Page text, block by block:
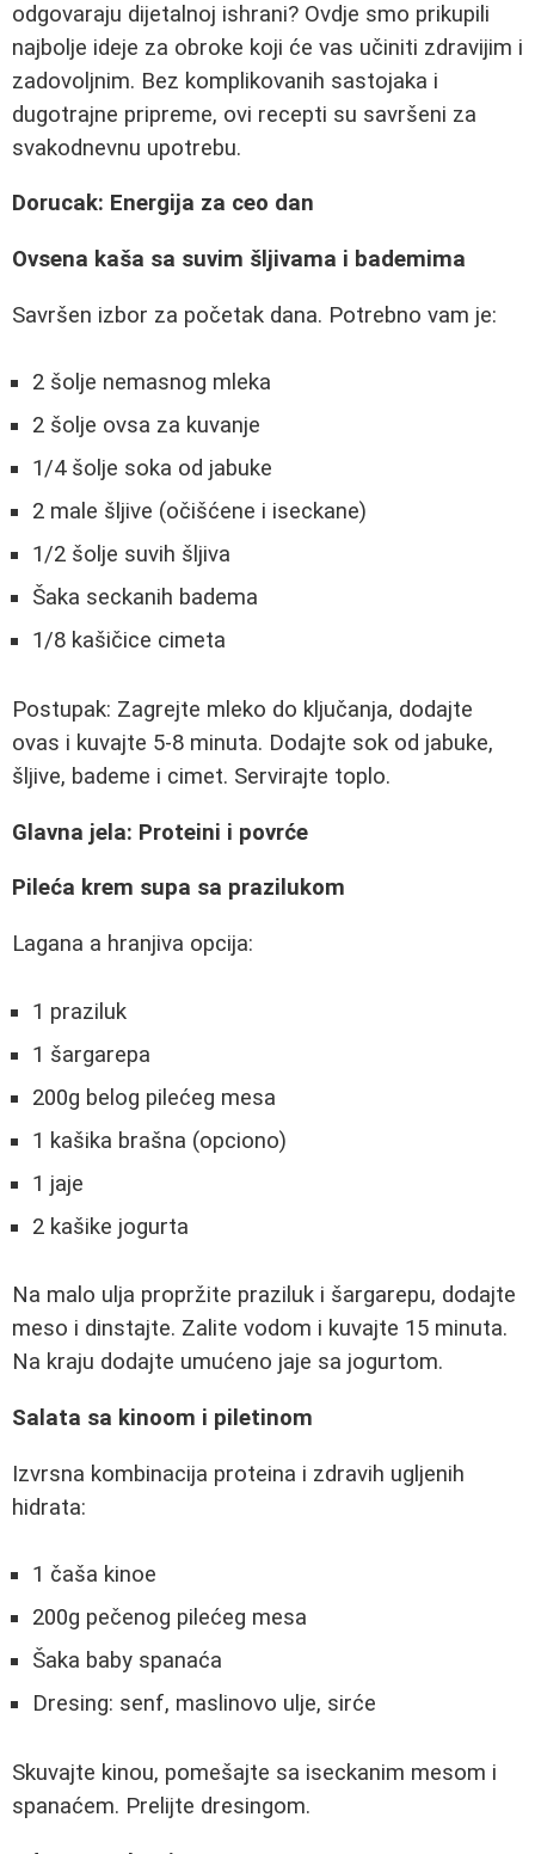
odgovaraju dijetalnoj ishrani? Ovdje smo prikupili
najbolje ideje za obroke koji će vas učiniti zdravijim i
zadovoljnim. Bez komplikovanih sastojaka i
dugotrajne pripreme, ovi recepti su savršeni za
svakodnevnu upotrebu.
Dorucak: Energija za ceo dan
Ovsena kaša sa suvim šljivama i bademima
Savršen izbor za početak dana. Potrebno vam je:
2 šolje nemasnog mleka
2 šolje ovsa za kuvanje
1/4 šolje soka od jabuke
2 male šljive (očišćene i iseckane)
1/2 šolje suvih šljiva
Šaka seckanih badema
1/8 kašičice cimeta
Postupak: Zagrejte mleko do ključanja, dodajte
ovas i kuvajte 5-8 minuta. Dodajte sok od jabuke,
šljive, bademe i cimet. Servirajte toplo.
Glavna jela: Proteini i povrće
Pileća krem supa sa prazilukom
Lagana a hranjiva opcija:
1 praziluk
1 šargarepa
200g belog pilećeg mesa
1 kašika brašna (opciono)
1 jaje
2 kašike jogurta
Na malo ulja propržite praziluk i šargarepu, dodajte
meso i dinstajte. Zalite vodom i kuvajte 15 minuta.
Na kraju dodajte umućeno jaje sa jogurtom.
Salata sa kinoom i piletinom
Izvrsna kombinacija proteina i zdravih ugljenih
hidrata:
1 čaša kinoe
200g pečenog pilećeg mesa
Šaka baby spanaća
Dresing: senf, maslinovo ulje, sirće
Skuvajte kinou, pomešajte sa iseckanim mesom i
spanaćem. Prelijte dresingom.